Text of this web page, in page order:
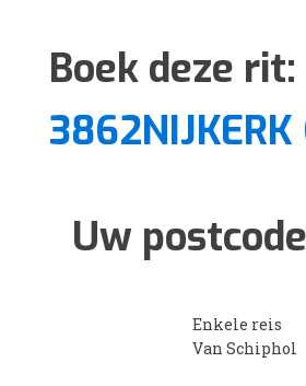
Boek deze rit:
3862NIJKERK
Uw
Enkele reis
Van Schiphol